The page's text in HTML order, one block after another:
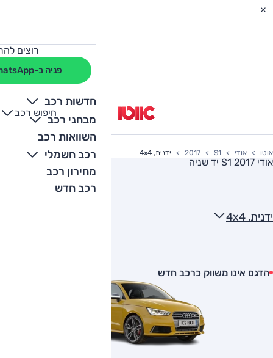
רוצים
פניה ב-WhatsApp
חדשות רכב
מבחני רכב
השוואות רכב
רכב חשמלי
מחירון רכב
רכב חדש
חיפוש רכב
+
-
אוטו אודי S1
2017 ידנית, 4x4
אודי S1 2017 יד שניה
ידנית, 4x4
הדגם אינו משווק כרכב חדש